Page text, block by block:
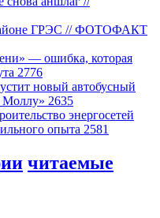
ГРЭС // ФОТОФАКТ
— ошибка, которая
2776
новый автобусный
2635
энергосетей
опыта 2581
читаемые